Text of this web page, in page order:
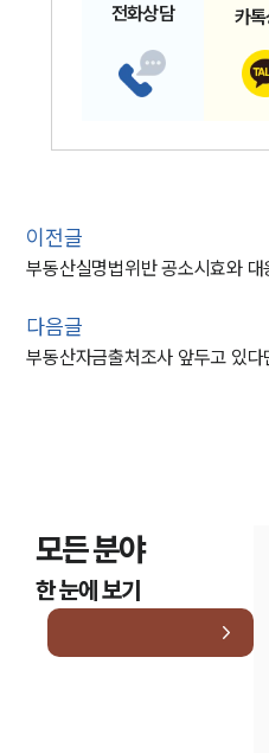
전화상담 카톡
이전글
부동산실명법위반 공소시효와 대
다음글
부동산자금출처조사 앞두고 있
모든 분야
한 눈에 보기